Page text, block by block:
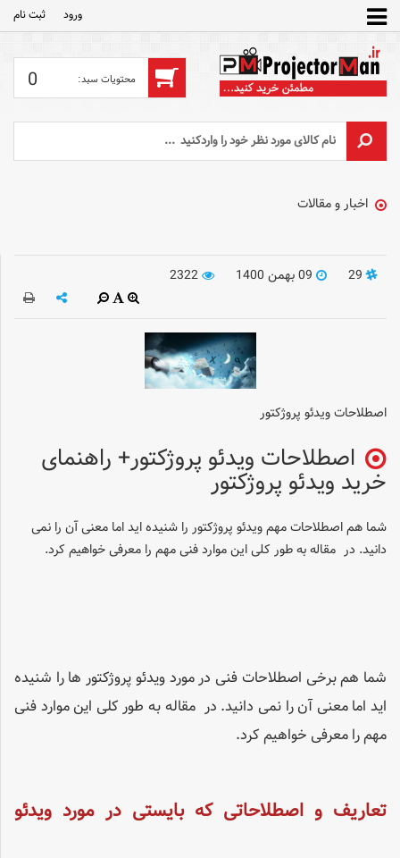
ورود ثبت‌ نام
0
اخبار و مقالات
29 09 بهمن 1400 2322
اصطلاحات ویدئو پروژکتور
اصطلاحات ویدئو پروژکتور+ راهنمای
خرید ویدئو پروژکتور
شما هم اصطلاحات مهم ویدئو پروژکتور را شنیده اید اما معنی آن را نمی
دانید. در مقاله به طور کلی این موارد فنی مهم را معرفی خواهیم کرد.
شما هم برخی اصطلاحات فنی در مورد ویدئو پروژکتور ها را شنیده
اید اما معنی آن را نمی دانید. در مقاله به طور کلی این موارد فنی
مهم را معرفی خواهیم کرد.
تعاریف و اصطلاحاتی که بایستی در مورد ویدئو